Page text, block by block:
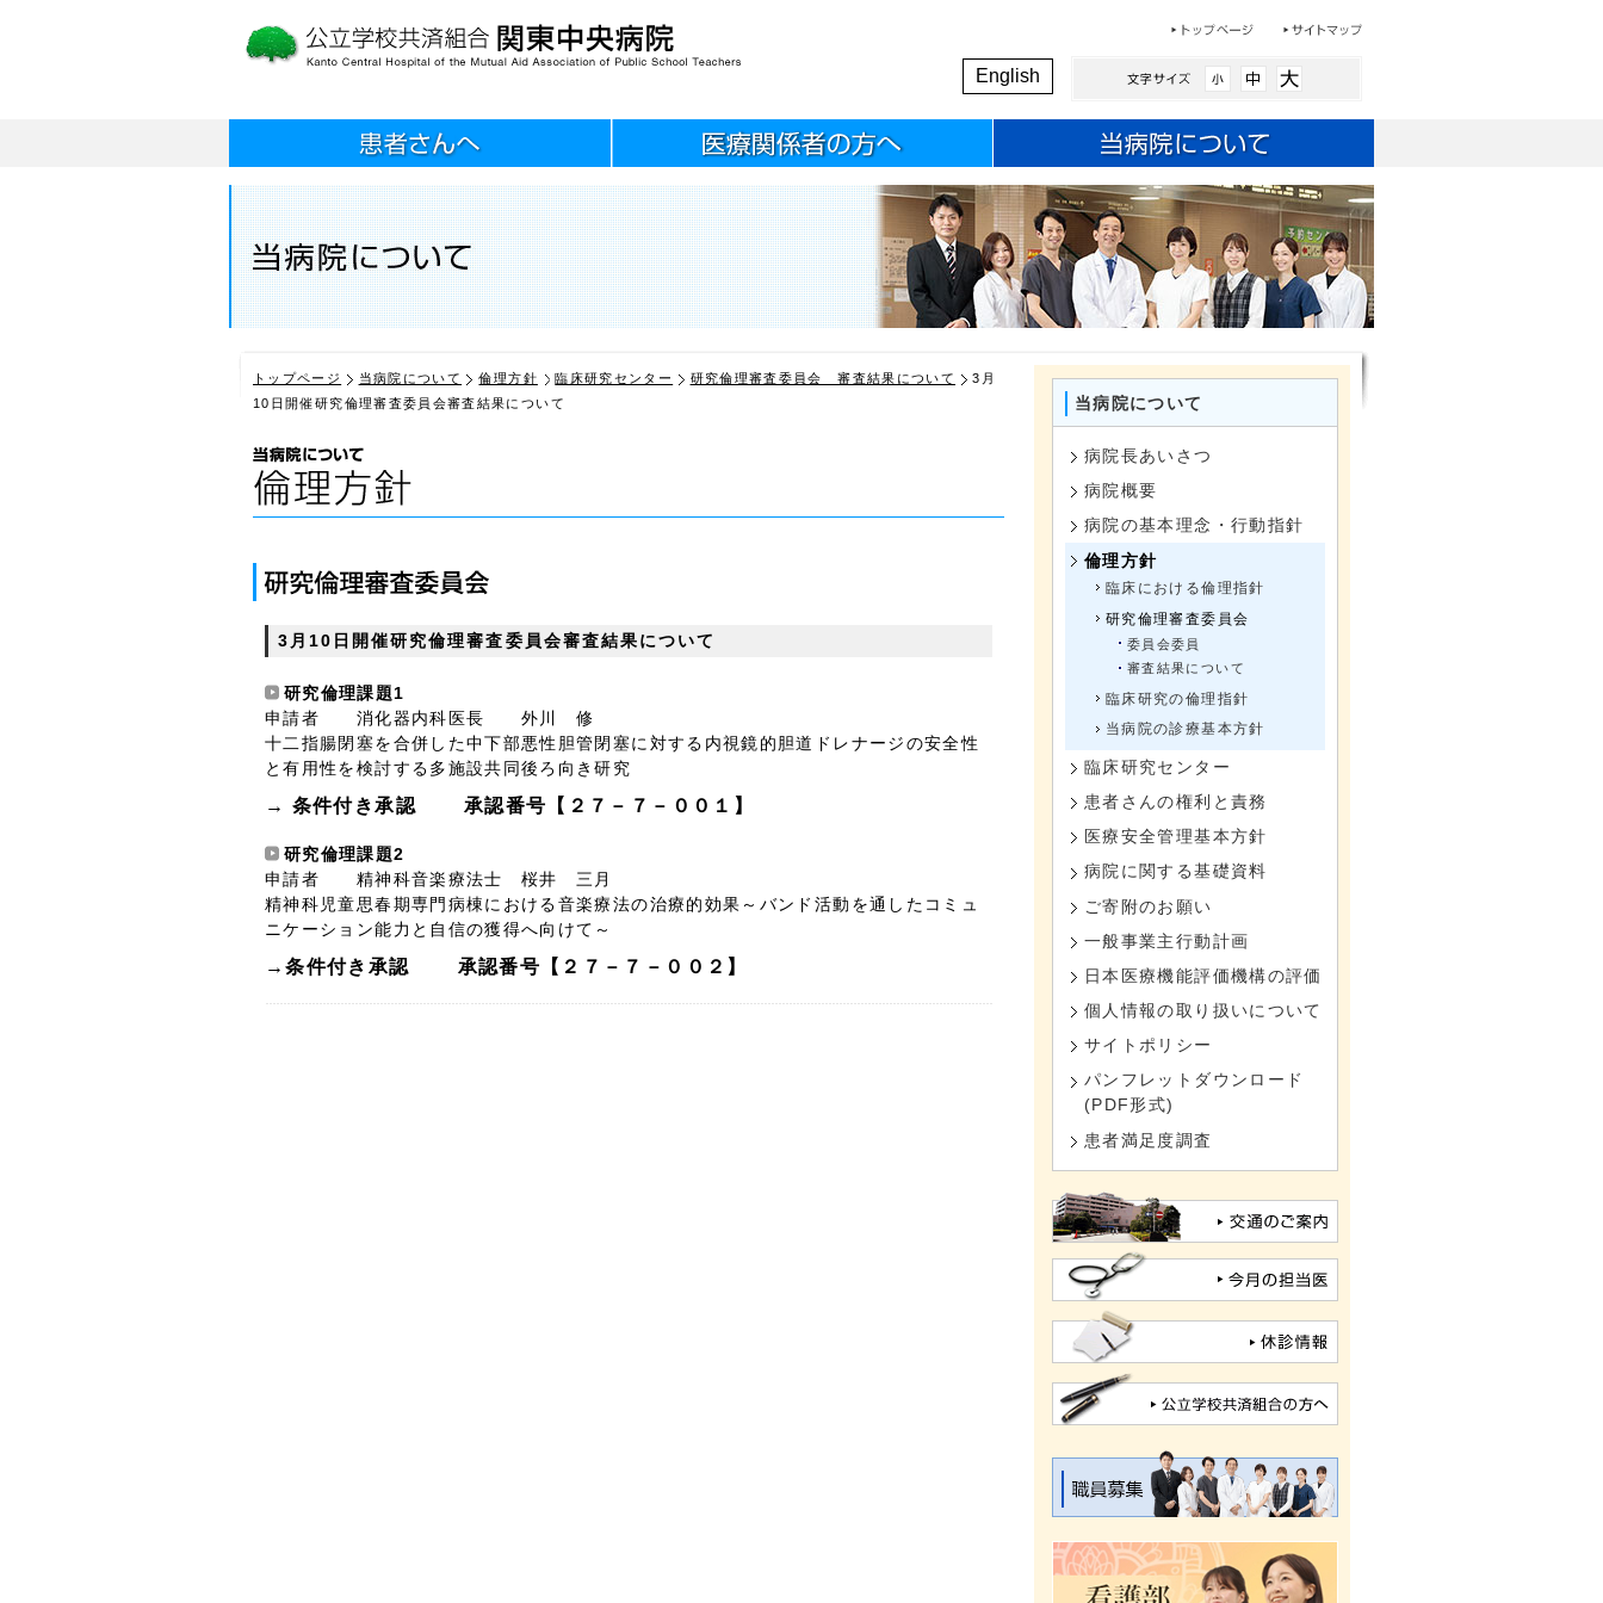
English
トップページ 当病院について 倫理方針 臨床研究センター 研究倫理審査委員会 審査結果について
3月
10日開催研究倫理審査委員会審査結果について
3月10日開催研究倫理審査委員会審査結果について
研究倫理課題1
申請者 消化器内科医長 外川 修
十二指腸閉塞を合併した中下部悪性胆管閉塞に対する内視鏡的胆道ドレナージの安全性
と有用性を検討する多施設共同後ろ向き研究
→ 条件付き承認 承認番号【２７－７－００１】
研究倫理課題2
申請者 精神科音楽療法士 桜井 三月
精神科児童思春期専門病棟における音楽療法の治療的効果～バンド活動を通したコミュ
ニケーション能力と自信の獲得へ向けて～
→条件付き承認 承認番号【２７－７－００２】
当病院について
病院長あいさつ
病院概要
病院の基本理念・行動指針
倫理方針
臨床における倫理指針
研究倫理審査委員会
委員会委員
審査結果について
臨床研究の倫理指針
当病院の診療基本方針
臨床研究センター
患者さんの権利と責務
医療安全管理基本方針
病院に関する基礎資料
ご寄附のお願い
一般事業主行動計画
日本医療機能評価機構の評価
個人情報の取り扱いについて
サイトポリシー
パンフレットダウンロード
(PDF形式)
患者満足度調査